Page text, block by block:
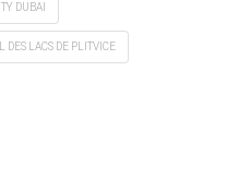
DUBAI
DES LACS DE PLITVICE